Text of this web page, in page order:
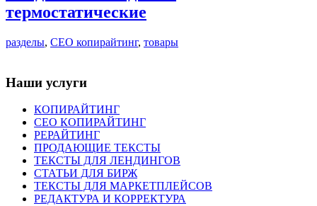
термостатические
разделы, СЕО копирайтинг, товары
Наши услуги
КОПИРАЙТИНГ
СЕО КОПИРАЙТИНГ
РЕРАЙТИНГ
ПРОДАЮЩИЕ ТЕКСТЫ
ТЕКСТЫ ДЛЯ ЛЕНДИНГОВ
СТАТЬИ ДЛЯ БИРЖ
ТЕКСТЫ ДЛЯ МАРКЕТПЛЕЙСОВ
РЕДАКТУРА И КОРРЕКТУРА